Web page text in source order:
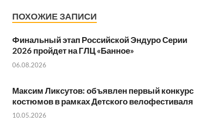
ПОХОЖИЕ ЗАПИСИ
Финальный этап Российской Эндуро Серии
2026 пройдет на ГЛЦ «Банное»
06.08.2026
Максим Ликсутов: объявлен первый конкурс
костюмов в рамках Детского велофестиваля
10.05.2026